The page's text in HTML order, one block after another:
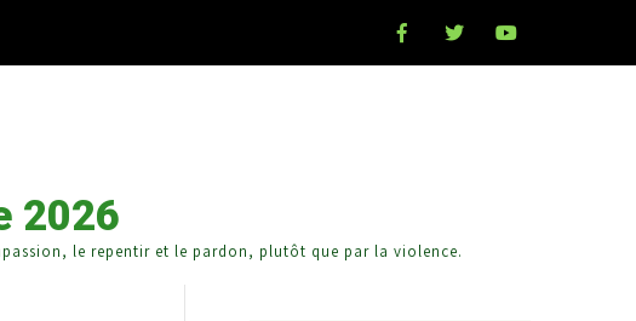
2026
le repentir et le pardon, plutôt que par la violence.